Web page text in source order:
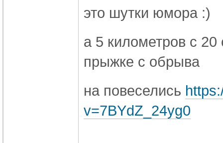
это шутки юмора :)
а 5 километров с
прыжке с обрыва
на повеселись
v=7BYdZ_24yg0